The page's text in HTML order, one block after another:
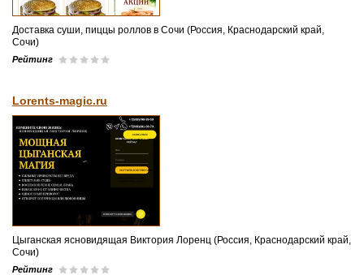
Доставка суши, пиццы роллов в Сочи (Россия, Краснодарский край,
Сочи)
Рейтинг
Lorents-magic.ru
Цыганская ясновидящая Виктория Лоренц (Россия, Краснодарский край,
Сочи)
Рейтинг